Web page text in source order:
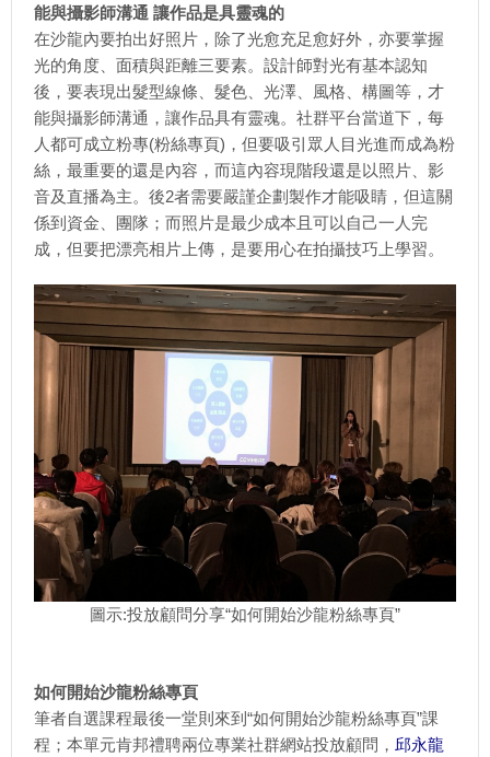
能與攝影師溝通 讓作品是具靈魂的
在沙龍內要拍出好照片，除了光愈充足愈好外，亦要掌握
光的角度、面積與距離三要素。設計師對光有基本認知
後，要表現出髮型線條、髮色、光澤、風格、構圖等，才
能與攝影師溝通，讓作品具有靈魂。社群平台當道下，每
人都可成立粉專(粉絲專頁)，但要吸引眾人目光進而成為粉
絲，最重要的還是內容，而這內容現階段還是以照片、影
音及直播為主。後2者需要嚴謹企劃製作才能吸睛，但這關
係到資金、團隊；而照片是最少成本且可以自己一人完
成，但要把漂亮相片上傳，是要用心在拍攝技巧上學習。
圖示:投放顧問分享“如何開始沙龍粉絲專頁”
如何開始沙龍粉絲專頁
筆者自選課程最後一堂則來到“如何開始沙龍粉絲專頁”課
程；本單元肯邦禮聘兩位專業社群網站投放顧問， 邱永龍